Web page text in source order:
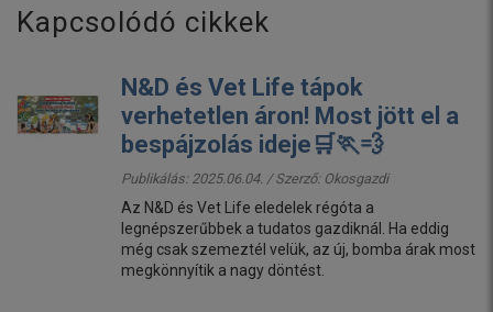
Kapcsolódó cikkek
N&D és Vet Life tápok
verhetetlen áron! Most jött el a
bespájzolás ideje🛒🏃💨
Publikálás: 2025.06.04. / Szerző: Okosgazdi
Az N&D és Vet Life eledelek régóta a
legnépszerűbbek a tudatos gazdiknál. Ha eddig
még csak szemeztél velük, az új, bomba árak most
megkönnyítik a nagy döntést.